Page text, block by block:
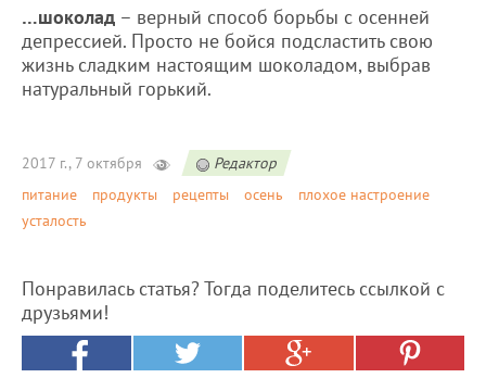
…шоколад – верный способ борьбы с осенней
депрессией. Просто не бойся подсластить свою
жизнь сладким настоящим шоколадом, выбрав
натуральный горький.
2017 г., 7 октября
Редактор
питание
продукты рецепты осень
плохое настроение
усталость
Понравилась статья? Тогда поделитесь ссылкой с
друзьями!